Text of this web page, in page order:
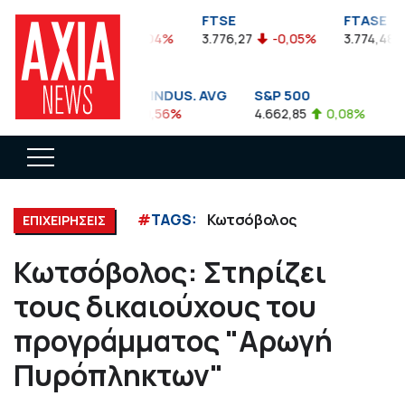
FTSEA
899,47 -0,04%
FTSE
3.776,27 -0,05%
FTASE
3.774,48
DOW JONES INDUS. AVG
35.911,81 -0,56%
S&P 500
4.662,85 0,08%
ΕΠΙΧΕΙΡΗΣΕΙΣ #TAGS: Κωτσόβολος
Κωτσόβολος: Στηρίζει
τους δικαιούχους του
προγράμματος "Αρωγή
Πυρόπληκτων"